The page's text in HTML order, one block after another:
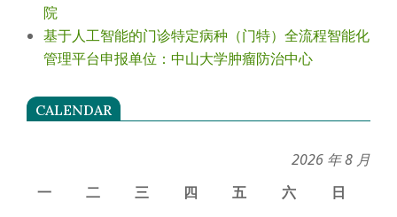
院
基于人工智能的门诊特定病种（门特）全流程智能化
管理平台申报单位：中山大学肿瘤防治中心
CALENDAR
2026 年 8 月
一
二 三 四 五 六
日